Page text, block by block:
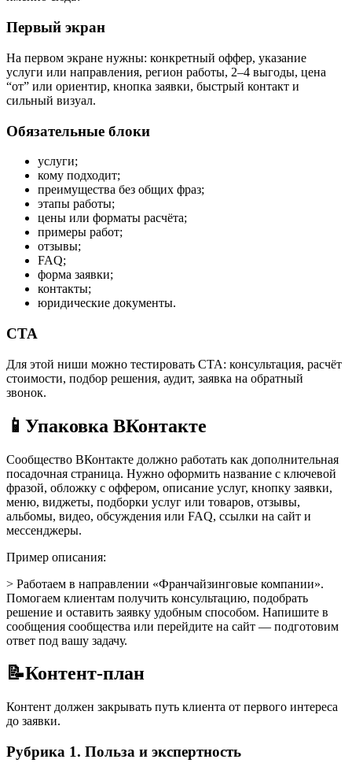
Первый экран
На первом экране нужны: конкретный оффер, указание
услуги или направления, регион работы, 2–4 выгоды, цена
“от” или ориентир, кнопка заявки, быстрый контакт и
сильный визуал.
Обязательные блоки
услуги;
кому подходит;
преимущества без общих фраз;
этапы работы;
цены или форматы расчёта;
примеры работ;
отзывы;
FAQ;
форма заявки;
контакты;
юридические документы.
CTA
Для этой ниши можно тестировать CTA: консультация, расчёт
стоимости, подбор решения, аудит, заявка на обратный
звонок.
📱 Упаковка ВКонтакте
Сообщество ВКонтакте должно работать как дополнительная
посадочная страница. Нужно оформить название с ключевой
фразой, обложку с оффером, описание услуг, кнопку заявки,
меню, виджеты, подборки услуг или товаров, отзывы,
альбомы, видео, обсуждения или FAQ, ссылки на сайт и
мессенджеры.
Пример описания:
> Работаем в направлении «Франчайзинговые компании».
Помогаем клиентам получить консультацию, подобрать
решение и оставить заявку удобным способом. Напишите в
сообщения сообщества или перейдите на сайт — подготовим
ответ под вашу задачу.
📝Контент-план
Контент должен закрывать путь клиента от первого интереса
до заявки.
Рубрика 1. Польза и экспертность